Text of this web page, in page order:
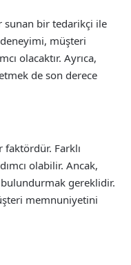
sunan bir tedarikçi ile
müşteri
olacaktır. Ayrıca,
de son derece
Farklı
olabilir. Ancak,
gereklidir.
memnuniyetini